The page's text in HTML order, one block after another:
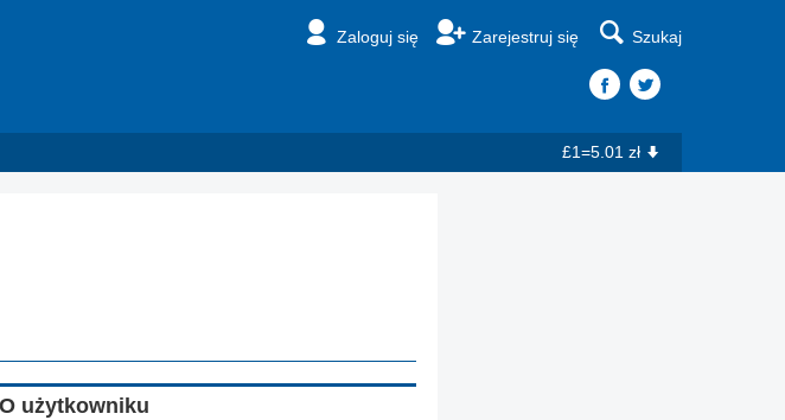
Zaloguj się Zarejestruj się Szukaj
£1=5.01 zł
O użytkowniku